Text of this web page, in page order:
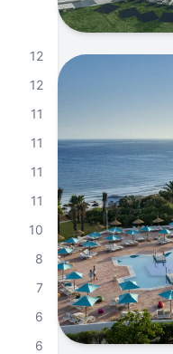
12
12
11
11
11
11
10
8
7
6
6